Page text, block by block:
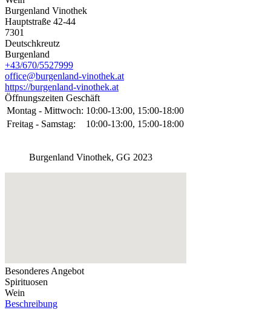
Burgenland Vinothek
Hauptstraße 42-44
7301
Deutschkreutz
Burgenland
+43/670/5527999
office@burgenland-vinothek.at
https://burgenland-vinothek.at
Öffnungszeiten Geschäft
Montag - Mittwoch: 10:00-13:00, 15:00-18:00
Freitag - Samstag:
10:00-13:00, 15:00-18:00
Burgenland Vinothek, GG 2023
Besonderes Angebot
Spirituosen
Wein
Beschreibung